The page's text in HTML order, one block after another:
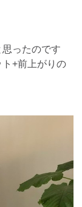
ったのです
+前上がりの